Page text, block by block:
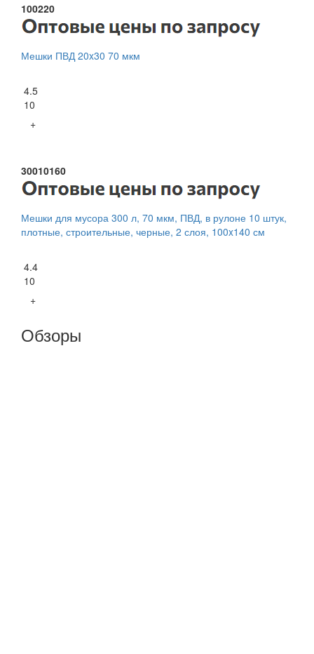
100220
Мешки ПВД 20x30 70 мкм
4.5
10
+
30010160
Мешки для мусора 300 л, 70 мкм, ПВД, в рулоне 10 штук,
плотные, строительные, черные, 2 слоя, 100x140 см
4.4
10
+
Обзоры